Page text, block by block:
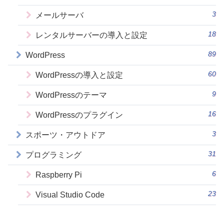
メールサーバ 3
レンタルサーバーの導入と設定 18
WordPress 89
WordPressの導入と設定 60
WordPressのテーマ 9
WordPressのプラグイン 16
スポーツ・アウトドア 3
プログラミング 31
Raspberry Pi 6
Visual Studio Code 23